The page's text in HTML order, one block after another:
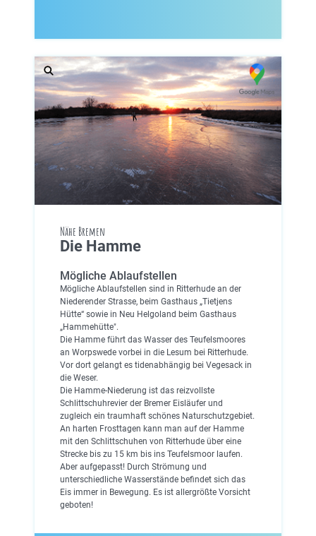
Nähe Bremen
Die Hamme
Mögliche Ablaufstellen
Mögliche Ablaufstellen sind in Ritterhude an der
Niederender Strasse, beim Gasthaus „Tietjens
Hütte“ sowie in Neu Helgoland beim Gasthaus
„Hammehütte".
Die Hamme führt das Wasser des Teufelsmoores
an Worpswede vorbei in die Lesum bei Ritterhude.
Vor dort gelangt es tidenabhängig bei Vegesack in
die Weser.
Die Hamme-Niederung ist das reizvollste
Schlittschuhrevier der Bremer Eisläufer und
zugleich ein traumhaft schönes Naturschutzgebiet.
An harten Frosttagen kann man auf der Hamme
mit den Schlittschuhen von Ritterhude über eine
Strecke bis zu 15 km bis ins Teufelsmoor laufen.
Aber aufgepasst! Durch Strömung und
unterschiedliche Wasserstände befindet sich das
Eis immer in Bewegung. Es ist allergrößte Vorsicht
geboten!